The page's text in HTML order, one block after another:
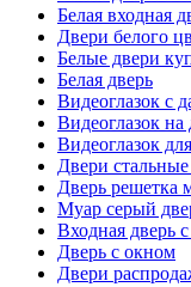
Белая входная
Двери белого
Белые двери
Белая дверь
Видеоглазок с
Видеоглазок на
Видеоглазок
Двери
Дверь решетка
Муар серый
Входная дверь
Дверь с окном
Двери